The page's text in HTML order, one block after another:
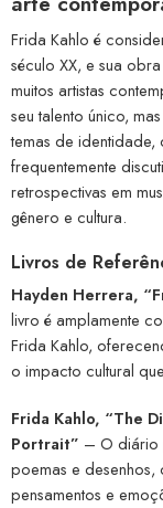
Frida Kahlo é
século XX, e sua
muitos artistas
seu talento único,
temas de identidade,
frequentemente
retrospectivas em
gênero e cultura.
Livros de
Hayden Herrera,
livro é amplamente
Frida Kahlo,
o impacto cultural
Frida Kahlo, “The
Portrait” – O diário
poemas e desenhos,
pensamentos e